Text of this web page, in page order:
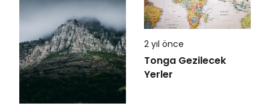
2 yıl önce
Tonga Gezilecek
Yerler